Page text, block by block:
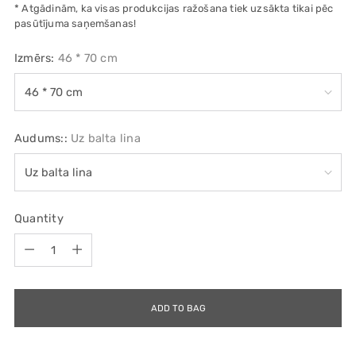
* Atgādinām, ka visas produkcijas ražošana tiek uzsākta tikai pēc
pasūtījuma saņemšanas!
Izmērs: 46 * 70 cm
Audums:: Uz balta lina
Quantity
ADD TO BAG